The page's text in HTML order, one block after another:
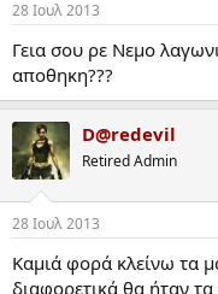
28 Ιουλ 2013
Γεια σου ρε Νεμο
αποθηκη???
D@redevil
Retired Admin
28 Ιουλ 2013
Καμιά φορά κλείνω τα
διαφορετικά θα ήταν